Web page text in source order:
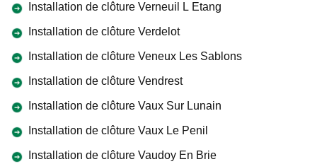
Installation de clôture Verneuil L Etang
Installation de clôture Verdelot
Installation de clôture Veneux Les Sablons
Installation de clôture Vendrest
Installation de clôture Vaux Sur Lunain
Installation de clôture Vaux Le Penil
Installation de clôture Vaudoy En Brie